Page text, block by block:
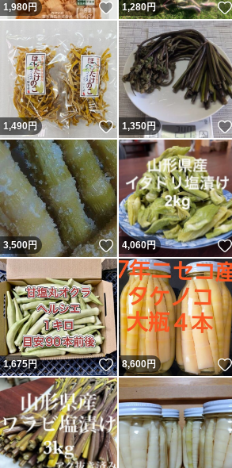
1,980円 いいね！
1,280円
1,490円 いいね！
1,350円
3,500円 いいね！
4,060円
1,675円 いいね！
8,600円